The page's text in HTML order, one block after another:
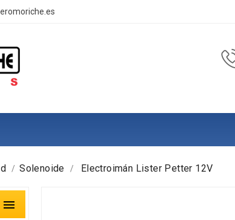
Solenoide Electroimán Lister Petter 12V
